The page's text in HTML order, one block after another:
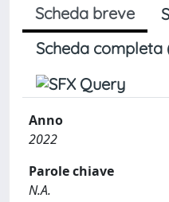
Scheda breve
Scheda completa
Anno
2022
Parole chiave
N.A.